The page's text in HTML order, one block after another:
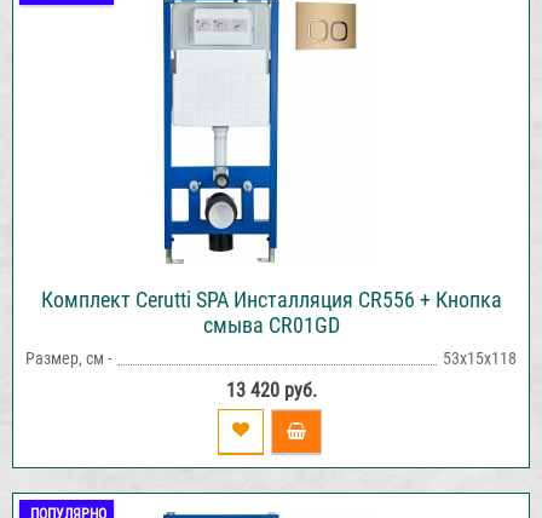
Комплект Cerutti SPA Инсталляция CR556 + Кнопка
смыва CR01GD
Размер, см - 53х15х118
13 420 руб.
ПОПУЛЯРНО